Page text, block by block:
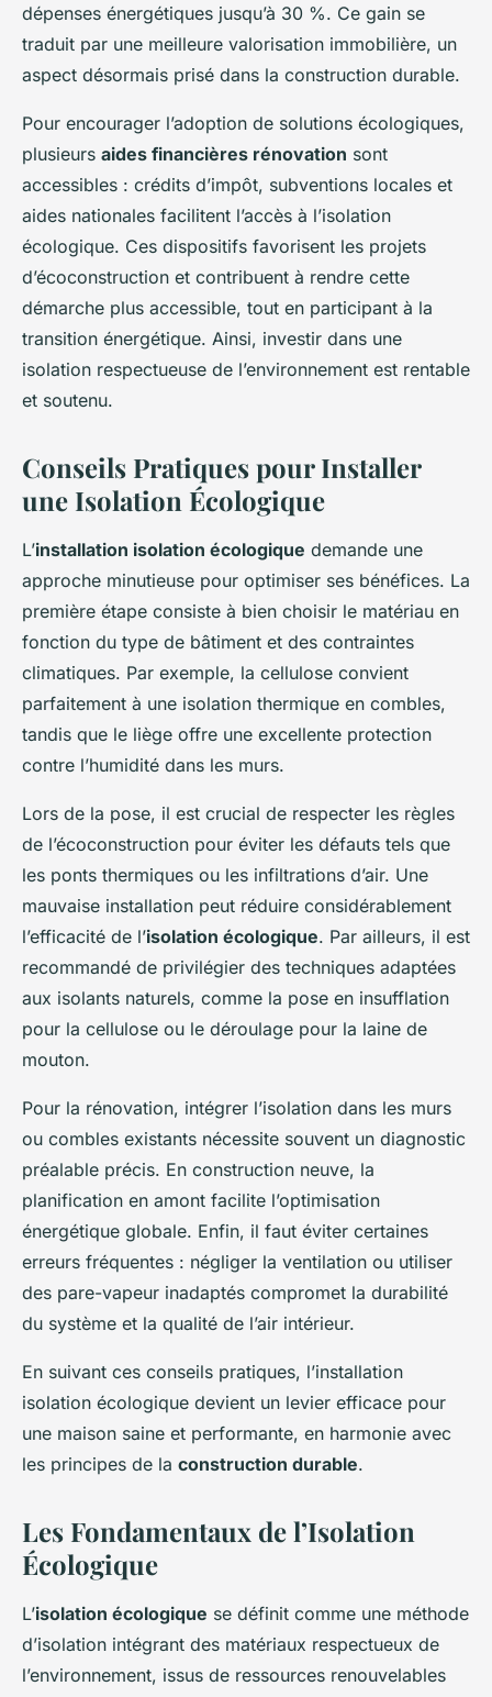
dépenses énergétiques jusqu’à 30 %. Ce gain se
traduit par une meilleure valorisation immobilière, un
aspect désormais prisé dans la construction durable.
Pour encourager l’adoption de solutions écologiques,
plusieurs aides financières rénovation sont
accessibles : crédits d’impôt, subventions locales et
aides nationales facilitent l’accès à l’isolation
écologique. Ces dispositifs favorisent les projets
d’écoconstruction et contribuent à rendre cette
démarche plus accessible, tout en participant à la
transition énergétique. Ainsi, investir dans une
isolation respectueuse de l’environnement est rentable
et soutenu.
Conseils Pratiques pour Installer
une Isolation Écologique
L’installation isolation écologique demande une
approche minutieuse pour optimiser ses bénéfices. La
première étape consiste à bien choisir le matériau en
fonction du type de bâtiment et des contraintes
climatiques. Par exemple, la cellulose convient
parfaitement à une isolation thermique en combles,
tandis que le liège offre une excellente protection
contre l’humidité dans les murs.
Lors de la pose, il est crucial de respecter les règles
de l’écoconstruction pour éviter les défauts tels que
les ponts thermiques ou les infiltrations d’air. Une
mauvaise installation peut réduire considérablement
l’efficacité de l’isolation écologique. Par ailleurs, il est
recommandé de privilégier des techniques adaptées
aux isolants naturels, comme la pose en insufflation
pour la cellulose ou le déroulage pour la laine de
mouton.
Pour la rénovation, intégrer l’isolation dans les murs
ou combles existants nécessite souvent un diagnostic
préalable précis. En construction neuve, la
planification en amont facilite l’optimisation
énergétique globale. Enfin, il faut éviter certaines
erreurs fréquentes : négliger la ventilation ou utiliser
des pare-vapeur inadaptés compromet la durabilité
du système et la qualité de l’air intérieur.
En suivant ces conseils pratiques, l’installation
isolation écologique devient un levier efficace pour
une maison saine et performante, en harmonie avec
les principes de la construction durable.
Les Fondamentaux de l’Isolation
Écologique
L’isolation écologique se définit comme une méthode
d’isolation intégrant des matériaux respectueux de
l’environnement, issus de ressources renouvelables